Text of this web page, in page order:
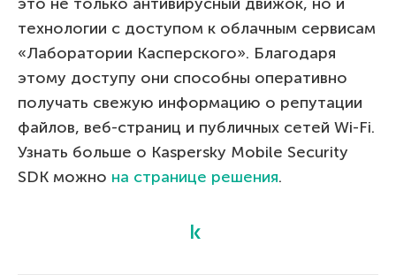
технологии с доступом к облачным сервисам
«Лаборатории Касперского». Благодаря
этому доступу они способны оперативно
получать свежую информацию о репутации
файлов, веб-страниц и публичных сетей Wi-Fi.
Узнать больше о Kaspersky Mobile Security
SDK можно на странице решения.